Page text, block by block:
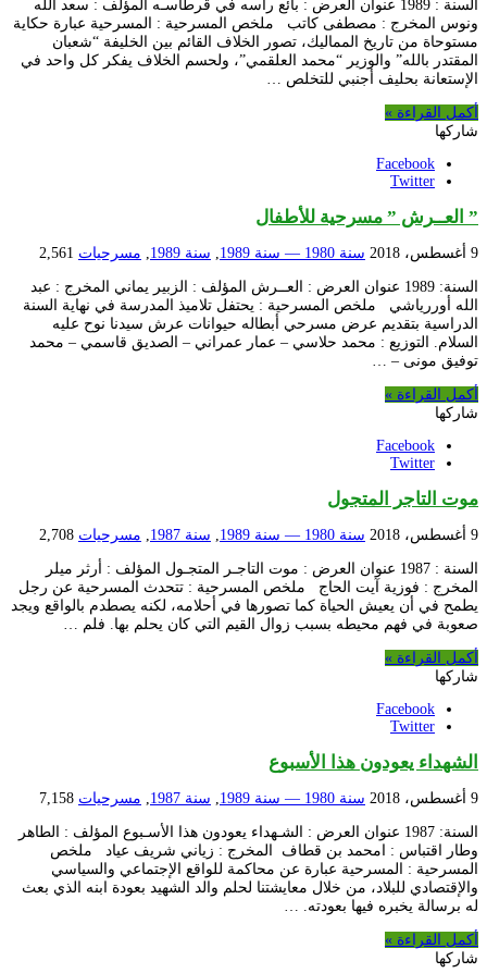
السنة : 1989 عنوان العرض : بائع راسه في قرطاسـه المؤلف : سعد الله
ونوس المخرج : مصطفى كاتب ملخص المسرحية : المسرحية عبارة حكاية
مستوحاة من تاريخ المماليك، تصور الخلاف القائم بين الخليفة “شعبان
المقتدر بالله” والوزير “محمد العلقمي”، ولحسم الخلاف يفكر كل واحد في
الإستعانة بحليف أجنبي للتخلص …
أكمل القراءة »
شاركها
Facebook
Twitter
” العــرش ” مسرحية للأطفال
9 أغسطس، 2018 سنة 1980 — سنة 1989 سنة 1989 مسرحيات 2,561
السنة: 1989 عنوان العرض : العــرش المؤلف : الزبير يماني المخرج : عبد
الله أوررياشي ملخص المسرحية : يحتفل تلاميذ المدرسة في نهاية السنة
الدراسية بتقديم عرض مسرحي أبطاله حيوانات عرش سيدنا نوح عليه
السلام. التوزيع : محمد حلاسي – عمار عمراني – الصديق قاسمي – محمد
توفيق مونى – …
أكمل القراءة »
شاركها
Facebook
Twitter
موت التاجر المتجول
9 أغسطس، 2018 سنة 1980 — سنة 1989 , سنة 1987 , مسرحيات 2,708
السنة : 1987 عنوان العرض : موت التاجـر المتجـول المؤلف : أرثر ميلر
المخرج : فوزية آيت الحاج ملخص المسرحية : تتحدث المسرحية عن رجل
يطمح في أن يعيش الحياة كما تصورها في أحلامه، لكنه يصطدم بالواقع ويجد
صعوبة في فهم محيطه بسبب زوال القيم التي كان يحلم بها. فلم …
أكمل القراءة »
شاركها
Facebook
Twitter
الشهداء يعودون هذا الأسبوع
9 أغسطس، 2018 سنة 1980 — سنة 1989 , سنة 1987 , مسرحيات 7,158
السنة: 1987 عنوان العرض : الشـهداء يعودون هذا الأسـبوع المؤلف : الطاهر
وطار اقتباس : امحمد بن قطاف المخرج : زياني شريف عياد ملخص
المسرحية : المسرحية عبارة عن محاكمة للواقع الإجتماعي والسياسي
والإقتصادي للبلاد، من خلال معايشتنا لحلم والد الشهيد بعودة ابنه الذي بعث
له برسالة يخبره فيها بعودته. …
أكمل القراءة »
شاركها